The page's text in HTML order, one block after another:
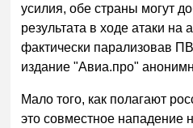
усилия, обе страны могут
результата в ходе атаки на
фактически парализовав
издание "Авиа.про"
Мало того, как полагают
это совместное нападение